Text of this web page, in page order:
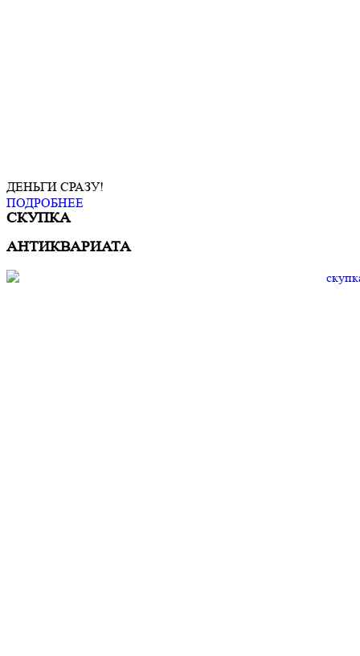
ДЕНЬГИ СРАЗУ!
ПОДРОБНЕЕ
СКУПКА
АНТИКВАРИАТА